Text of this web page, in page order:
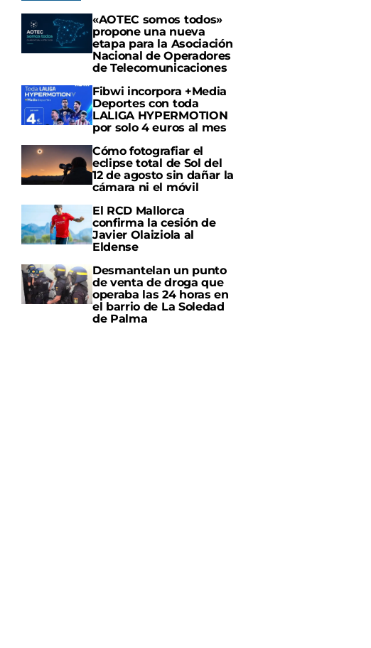
«AOTEC somos todos»
propone una nueva
etapa para la Asociación
Nacional de Operadores
de Telecomunicaciones
Fibwi incorpora +Media
Deportes con toda
LALIGA HYPERMOTION
por solo 4 euros al mes
Cómo fotografiar el
eclipse total de Sol del
12 de agosto sin dañar la
cámara ni el móvil
El RCD Mallorca
confirma la cesión de
Javier Olaiziola al
Eldense
Desmantelan un punto
de venta de droga que
operaba las 24 horas en
el barrio de La Soledad
de Palma